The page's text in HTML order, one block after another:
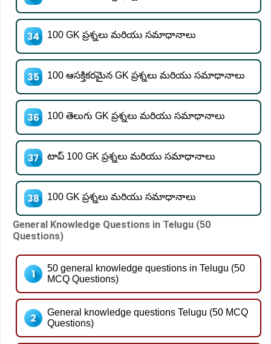
100 GK ప్రశ్నలు మరియు సమాధానాలు
100 ఆసక్తికరమైన GK ప్రశ్నలు మరియు సమాధానాలు
100 తెలుగు GK ప్రశ్నలు మరియు సమాధానాలు
టాప్ 100 GK ప్రశ్నలు మరియు సమాధానాలు
100 GK ప్రశ్నలు మరియు సమాధానాలు
General Knowledge Questions in Telugu (50
Questions)
50 general knowledge questions in Telugu (50
MCQ Questions)
General knowledge questions Telugu (50 MCQ
Questions)